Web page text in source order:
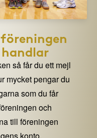
så får du ett mejl
mycket pengar du
som du får
och
till föreningen